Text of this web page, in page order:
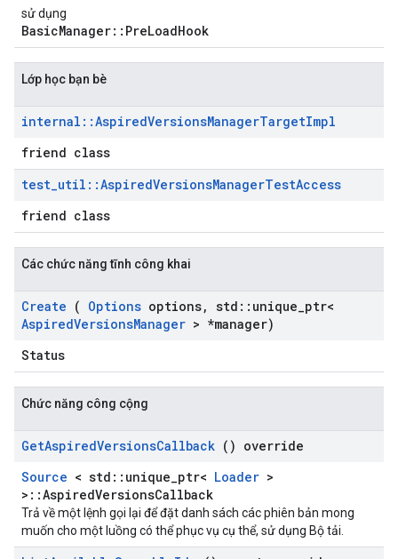
sử dụng
BasicManager::PreLoadHook
Lớp học bạn bè
internal ::AspiredVersionsManagerTargetImpl
friend class
test_util ::AspiredVersionsManagerTestAccess
friend class
Các chức năng tĩnh công khai
Create ( Options options, std :: unique ptr<
AspiredVersionsManager > *manager)
Status
Chức năng công cộng
GetAspiredVersionsCallback () override
Source < std::unique_ptr< Loader >
>::AspiredVersionsCallback
Trả về một lệnh gọi lại để đặt danh sách các phiên bản mong
muốn cho một luồng có thể phục vụ cụ thể, sử dụng Bộ tải.